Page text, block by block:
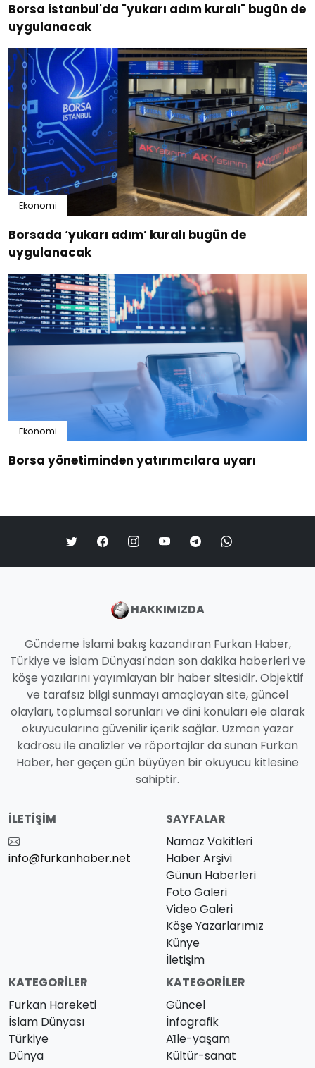
Borsa istanbul'da "yukarı adım kuralı" bugün de
uygulanacak
Ekonomi
Borsada ‘yukarı adım’ kuralı bugün de
uygulanacak
Ekonomi
Borsa yönetiminden yatırımcılara uyarı
HAKKIMIZDA
Gündeme İslami bakış kazandıran Furkan Haber,
Türkiye ve İslam Dünyası'ndan son dakika haberleri ve
köşe yazılarını yayımlayan bir haber sitesidir. Objektif
ve tarafsız bilgi sunmayı amaçlayan site, güncel
olayları, toplumsal sorunları ve dini konuları ele alarak
okuyucularına güvenilir içerik sağlar. Uzman yazar
kadrosu ile analizler ve röportajlar da sunan Furkan
Haber, her geçen gün büyüyen bir okuyucu kitlesine
sahiptir.
İLETIŞIM
info@furkanhaber.net
SAYFALAR
Namaz Vakitleri
Haber Arşivi
Günün Haberleri
Foto Galeri
Video Galeri
Köşe Yazarlarımız
Künye
İletişim
KATEGORILER
Furkan Hareketi
İslam Dünyası
Türkiye
Dünya
KATEGORILER
Güncel
İnfografik
Ai̇le-yaşam
Kültür-sanat